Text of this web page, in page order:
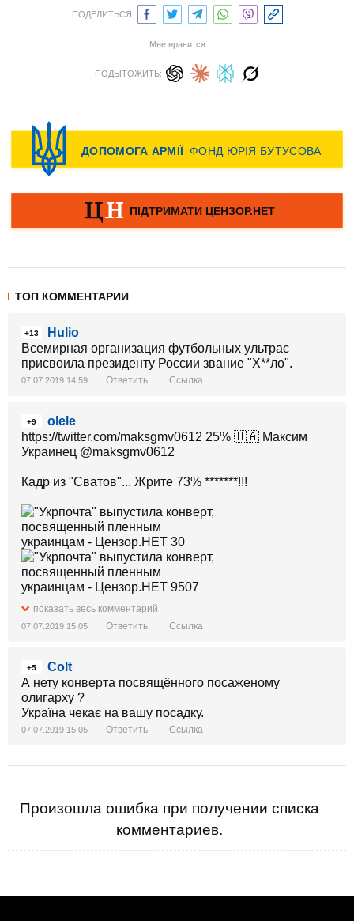
ПОДЕЛИТЬСЯ:
Мне нравится
ПОДЫТОЖИТЬ:
ТОП КОММЕНТАРИИ
+13
Hulio
Всемирная организация футбольных ультрас
присвоила президенту России звание "Х**ло".
07.07.2019 14:59 Ответить Ссылка
+9
olele
https://twitter.com/maksgmv0612 25% 🇺🇦 Максим
Украинец‏ @maksgmv0612
Кадр из "Сватов"... Жрите 73% *******!!!
показать весь комментарий
07.07.2019 15:05 Ответить Ссылка
+5
Colt
А нету конверта посвящённого посаженому
олигарху ?
Україна чекає на вашу посадку.
07.07.2019 15:05 Ответить Ссылка
Произошла ошибка при получении списка
комментариев.